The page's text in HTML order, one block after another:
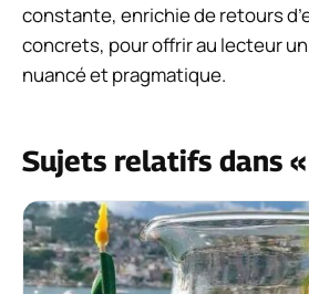
constante, enrichie de retours
concrets, pour offrir au lecteur
nuancé et pragmatique.
Sujets relatifs dans